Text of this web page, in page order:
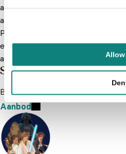
Allow
allerlei soorten kinderboekjes
avontuurlijke verhalen die
Padawans en Jedi’s van alle
en beleef samen met jouw kind
avonturen uit de Star Wars
Star Wars
Bekijk het boeken aanbod van
Aanbod